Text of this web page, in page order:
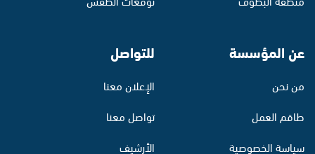
عن المؤسسة
من نحن
طاقم العمل
سياسة الخصوصية
للتواصل
الإعلان معنا
تواصل معنا
الأرشيف